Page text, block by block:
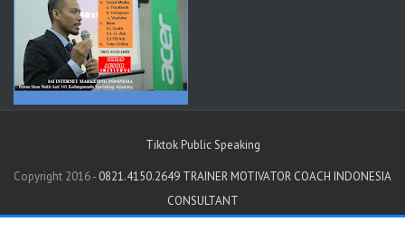
Tiktok Public Speaking
Copyright 2016 - 0821.4150.2649 TRAINER MOTIVATOR COACH INDONESIA
CONSULTANT